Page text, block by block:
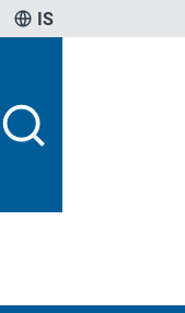
IS